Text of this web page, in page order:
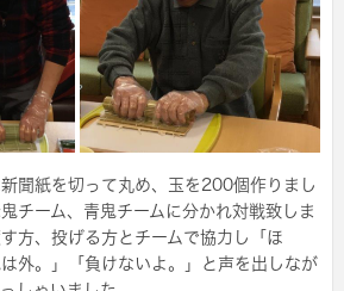
新聞紙を切って丸め、玉を200個作りまし
チーム、青鬼チームに分かれ対戦致しま
方、投げる方とチームで協力し「ほ
外。」「負けないよ。」と声を出しなが